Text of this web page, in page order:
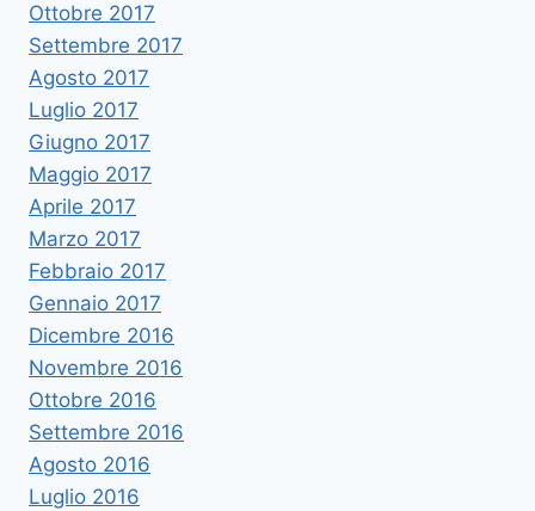
Ottobre 2017
Settembre 2017
Agosto 2017
Luglio 2017
Giugno 2017
Maggio 2017
Aprile 2017
Marzo 2017
Febbraio 2017
Gennaio 2017
Dicembre 2016
Novembre 2016
Ottobre 2016
Settembre 2016
Agosto 2016
Luglio 2016